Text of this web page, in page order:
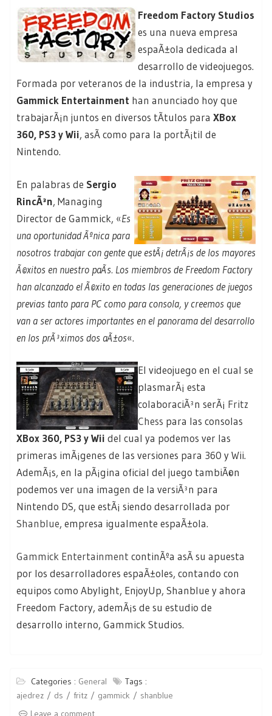
Freedom Factory Studios
es una nueva empresa
espaÃ±ola dedicada al
desarrollo de videojuegos.
Formada por veteranos de la industria, la empresa y
Gammick Entertainment han anunciado hoy que
trabajarÃ¡n juntos en diversos tÃ­tulos para XBox
360, PS3 y Wii, asÃ­ como para la portÃ¡til de
Nintendo.
En palabras de Sergio
RincÃ³n, Managing
Director de Gammick, «Es
una oportunidad Ãºnica para
nosotros trabajar con gente que estÃ¡ detrÃ¡s de los mayores
Ã©xitos en nuestro paÃ­s. Los miembros de Freedom Factory
han alcanzado el Ã©xito en todas las generaciones de juegos
previas tanto para PC como para consola, y creemos que
van a ser actores importantes en el panorama del desarrollo
en los prÃ³ximos dos aÃ±os«.
El videojuego en el cual se
plasmarÃ¡ esta
colaboraciÃ³n serÃ¡ Fritz
Chess para las consolas
XBox 360, PS3 y Wii del cual ya podemos ver las
primeras imÃ¡genes de las versiones para 360 y Wii.
AdemÃ¡s, en la pÃ¡gina oficial del juego tambiÃ©n
podemos ver una imagen de la versiÃ³n para
Nintendo DS, que estÃ¡ siendo desarrollada por
Shanblue, empresa igualmente espaÃ±ola.
Gammick Entertainment continÃºa asÃ­ su apuesta
por los desarrolladores espaÃ±oles, contando con
equipos como Abylight, EnjoyUp, Shanblue y ahora
Freedom Factory, ademÃ¡s de su estudio de
desarrollo interno, Gammick Studios.
Categories : General
Tags :
ajedrez
ds fritz gammick
shanblue
Leave a comment